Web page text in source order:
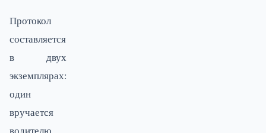
Протокол
составляется
в двух
экземплярах:
один
вручается
водителю,